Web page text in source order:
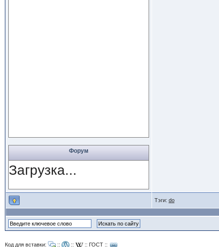
Форум
Загрузка...
Тэги: do
Код для вставки: :: :: :: ГОСТ::